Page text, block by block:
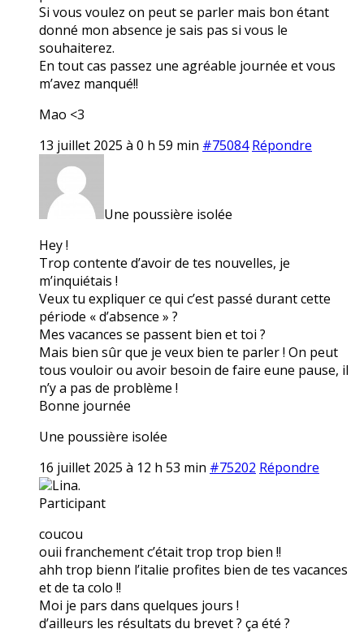
Si vous voulez on peut se parler mais bon étant
donné mon absence je sais pas si vous le
souhaiterez.
En tout cas passez une agréable journée et vous
m’avez manqué!!
Mao <3
13 juillet 2025 à 0 h 59 min #75084 Répondre
Une poussière isolée
Hey !
Trop contente d’avoir de tes nouvelles, je
m’inquiétais !
Veux tu expliquer ce qui c’est passé durant cette
période « d’absence » ?
Mes vacances se passent bien et toi ?
Mais bien sûr que je veux bien te parler ! On peut
tous vouloir ou avoir besoin de faire eune pause, il
n’y a pas de problème !
Bonne journée
Une poussière isolée
16 juillet 2025 à 12 h 53 min #75202 Répondre
Lina.
Participant
coucou
ouii franchement c’était trop trop bien !!
ahh trop bienn l’italie profites bien de tes vacances
et de ta colo !!
Moi je pars dans quelques jours !
d’ailleurs les résultats du brevet ? ça été ?